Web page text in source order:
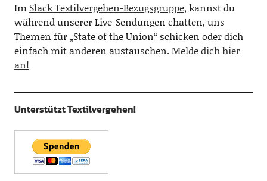
Im Slack Textilvergehen-Bezugsgruppe, kannst du
während unserer Live-Sendungen chatten, uns
Themen für „State of the Union“ schicken oder dich
einfach mit anderen austauschen.Melde dich hier
an!
Unterstützt Textilvergehen!